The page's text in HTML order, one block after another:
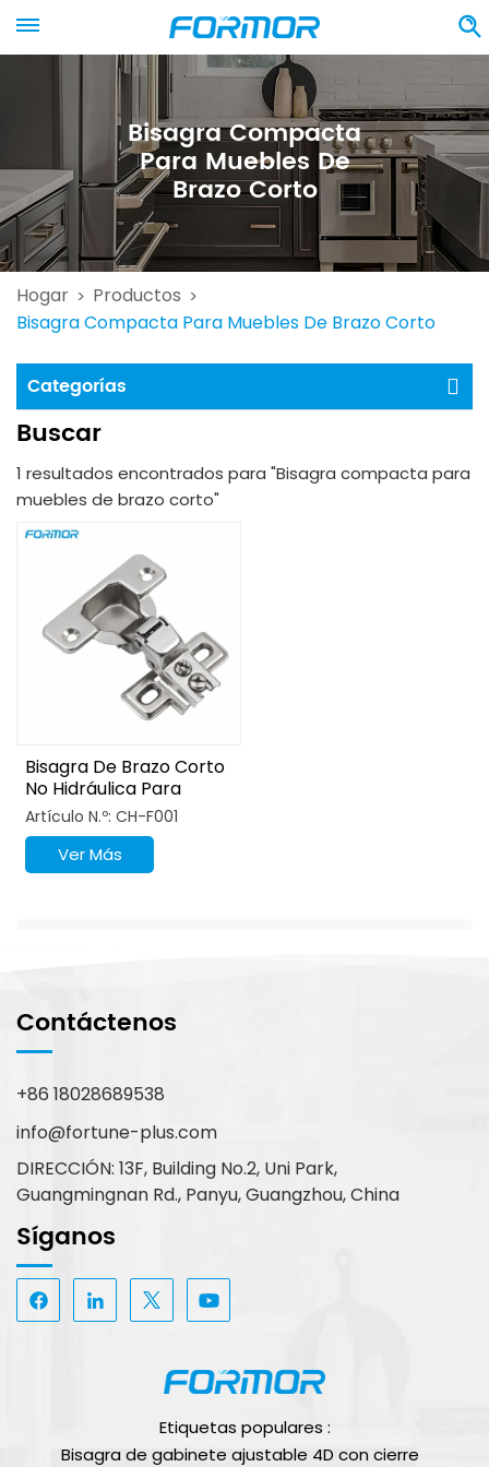
Bisagra Compacta
Para Muebles De
Brazo Corto
Hogar > Productos >
Bisagra Compacta Para Muebles De Brazo Corto
Categorías
Buscar
1 resultados encontrados para "Bisagra compacta para
muebles de brazo corto"
Bisagra De Brazo Corto
No Hidráulica Para
Cocina. Accesorios
Para Muebles.
Artículo N.º: CH-F001
Ver Más
Contáctenos
+86 18028689538
info@fortune-plus.com
DIRECCIÓN: 13F, Building No.2, Uni Park,
Guangmingnan Rd., Panyu, Guangzhou, China
Síganos
Etiquetas populares :
Bisagra de gabinete ajustable 4D con cierre